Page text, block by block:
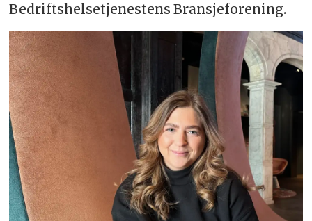
Bedriftshelsetjenestens Bransjeforening.